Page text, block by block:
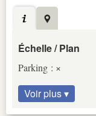
Échelle / Plan
Parking : ×
Voir plus ▾